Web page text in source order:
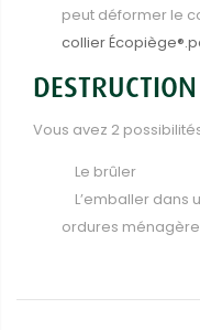
peut déformer le
collier
Vous avez 2
Le brûler
L’emballer dans
ordures